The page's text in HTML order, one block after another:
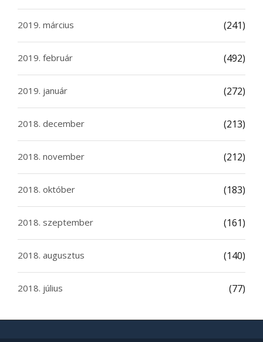
2019. március (241)
2019. február (492)
2019. január (272)
2018. december (213)
2018. november (212)
2018. október (183)
2018. szeptember (161)
2018. augusztus (140)
2018. július (77)